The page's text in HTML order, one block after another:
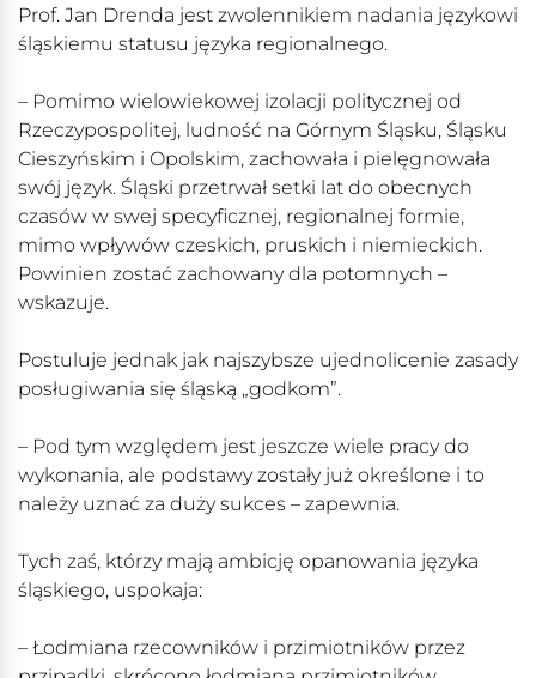
Prof. Jan Drenda jest zwolennikiem nadania językowi
śląskiemu statusu języka regionalnego.
– Pomimo wielowiekowej izolacji politycznej od
Rzeczypospolitej, ludność na Górnym Śląsku, Śląsku
Cieszyńskim i Opolskim, zachowała i pielęgnowała
swój język. Śląski przetrwał setki lat do obecnych
czasów w swej specyficznej, regionalnej formie,
mimo wpływów czeskich, pruskich i niemieckich.
Powinien zostać zachowany dla potomnych –
wskazuje.
Postuluje jednak jak najszybsze ujednolicenie zasady
posługiwania się śląską „godkom”.
– Pod tym względem jest jeszcze wiele pracy do
wykonania, ale podstawy zostały już określone i to
należy uznać za duży sukces – zapewnia.
Tych zaś, którzy mają ambicję opanowania języka
śląskiego, uspokaja:
– Łodmiana rzecowników i przimiotników przez